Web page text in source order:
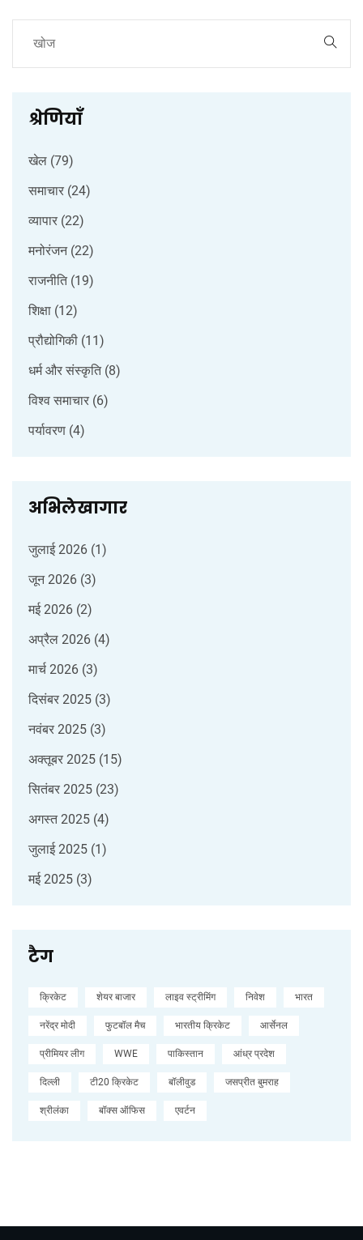
श्रेणियाँ
खेल (79)
समाचार (24)
व्यापार (22)
मनोरंजन (22)
राजनीति (19)
शिक्षा (12)
प्रौद्योगिकी (11)
धर्म और संस्कृति (8)
विश्व समाचार (6)
पर्यावरण (4)
अभिलेखागार
जुलाई 2026 (1)
जून 2026 (3)
मई 2026 (2)
अप्रैल 2026 (4)
मार्च 2026 (3)
दिसंबर 2025 (3)
नवंबर 2025 (3)
अक्तूबर 2025 (15)
सितंबर 2025 (23)
अगस्त 2025 (4)
जुलाई 2025 (1)
मई 2025 (3)
टैग
क्रिकेट शेयर बाजार लाइव स्ट्रीमिंग निवेश भारत
नरेंद्र मोदी फुटबॉल मैच भारतीय क्रिकेट आर्सेनल
प्रीमियर लीग WWE पाकिस्तान आंध्र प्रदेश
दिल्ली टी20 क्रिकेट बॉलीवुड जसप्रीत बुमराह
श्रीलंका बॉक्स ऑफिस एवर्टन